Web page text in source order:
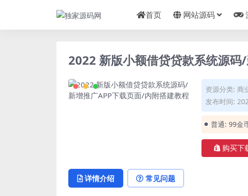
首页 网站源码
2022 新版小额借贷贷款系统源
资源分类: 商
发布时间:
普通: 99金
购买下
详情介绍 常见问题